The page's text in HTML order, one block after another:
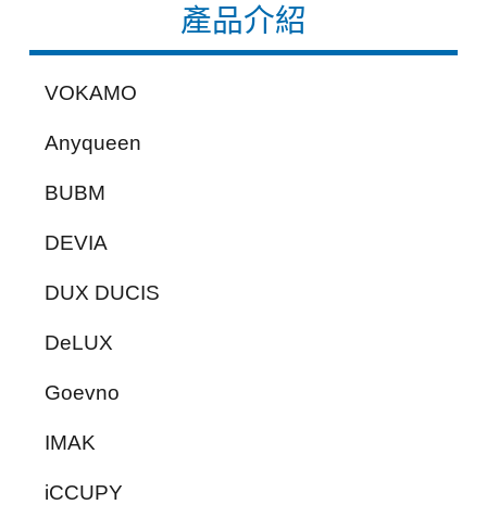
產品介紹
VOKAMO
Anyqueen
BUBM
DEVIA
DUX DUCIS
DeLUX
Goevno
IMAK
iCCUPY